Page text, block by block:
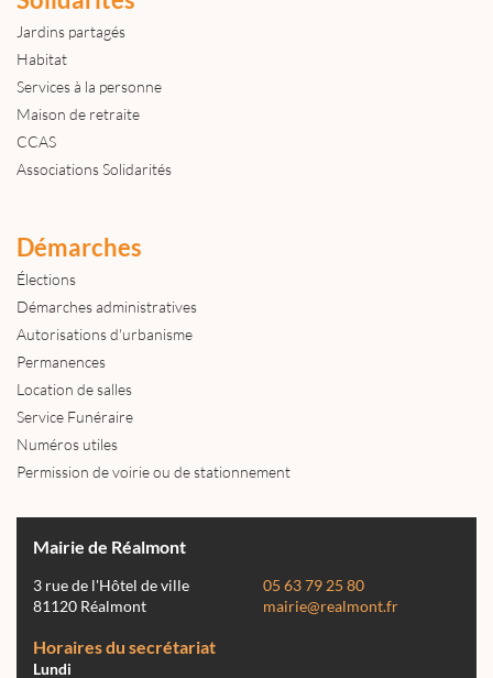
Jardins partagés
Habitat
Services à la personne
Maison de retraite
CCAS
Associations Solidarités
Démarches
Élections
Démarches administratives
Autorisations d'urbanisme
Permanences
Location de salles
Service Funéraire
Numéros utiles
Permission de voirie ou de stationnement
Mairie de Réalmont
3 rue de l'Hôtel de ville
81120 Réalmont
05 63 79 25 80
mairie@realmont.fr
Horaires du secrétariat
Lundi